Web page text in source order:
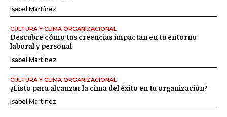
Isabel Martínez
CULTURA Y CLIMA ORGANIZACIONAL
Descubre cómo tus creencias impactan en tu entorno
laboral y personal
Isabel Martínez
CULTURA Y CLIMA ORGANIZACIONAL
¿Listo para alcanzar la cima del éxito en tu organización?
Isabel Martínez